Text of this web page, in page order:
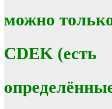
можно
CDEK (есть